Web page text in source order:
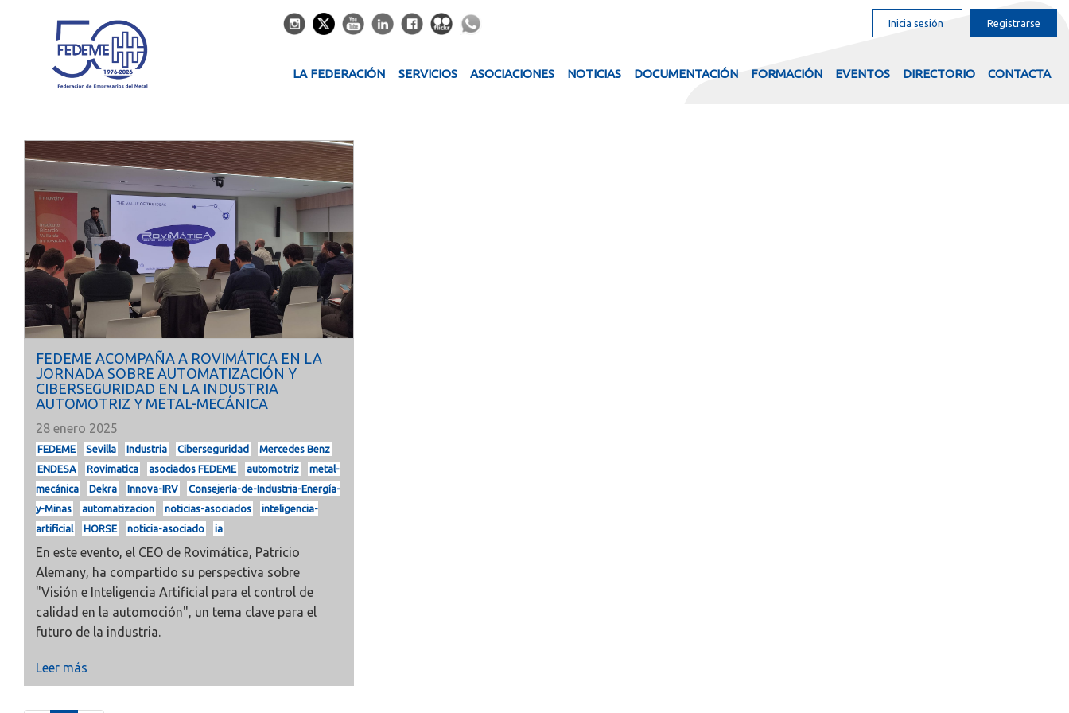
Inicia sesión Registrarse
LA FEDERACIÓN SERVICIOS ASOCIACIONES NOTICIAS DOCUMENTACIÓN FORMACIÓN EVENTOS DIRECTORIO CONTACTA
FEDEME ACOMPAÑA A ROVIMÁTICA EN LA
JORNADA SOBRE AUTOMATIZACIÓN Y
CIBERSEGURIDAD EN LA INDUSTRIA
AUTOMOTRIZ Y METAL-MECÁNICA
28 enero 2025
FEDEME Sevilla Industria Ciberseguridad
Mercedes Benz
ENDESA
Rovimatica asociados FEDEME automotriz
metal-
mecánica
Dekra Innova-IRV
Consejería-de-Industria-Energía-
y-Minas
automatizacion noticias-asociados
inteligencia-
artificial
HORSE noticia-asociado ia
En este evento, el CEO de Rovimática, Patricio
Alemany, ha compartido su perspectiva sobre
"Visión e Inteligencia Artificial para el control de
calidad en la automoción", un tema clave para el
futuro de la industria.
Leer más